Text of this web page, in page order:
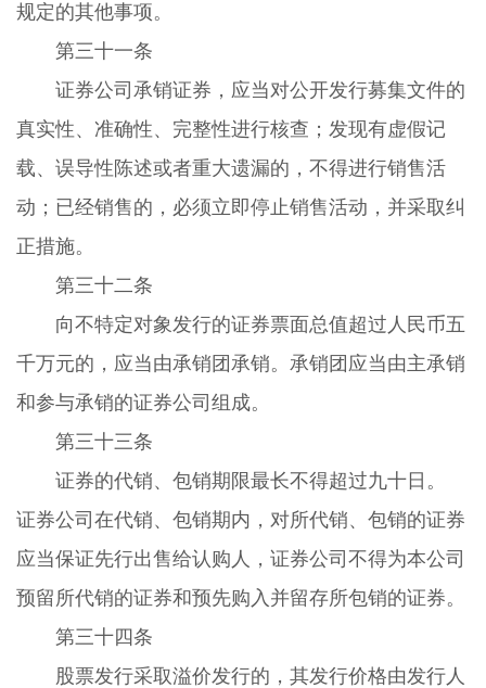
规定的其他事项。
第三十一条
证券公司承销证券，应当对公开发行募集文件的
真实性、准确性、完整性进行核查；发现有虚假记
载、误导性陈述或者重大遗漏的，不得进行销售活
动；已经销售的，必须立即停止销售活动，并采取纠
正措施。
第三十二条
向不特定对象发行的证券票面总值超过人民币五
千万元的，应当由承销团承销。承销团应当由主承销
和参与承销的证券公司组成。
第三十三条
证券的代销、包销期限最长不得超过九十日。
证券公司在代销、包销期内，对所代销、包销的证券
应当保证先行出售给认购人，证券公司不得为本公司
预留所代销的证券和预先购入并留存所包销的证券。
第三十四条
股票发行采取溢价发行的，其发行价格由发行人